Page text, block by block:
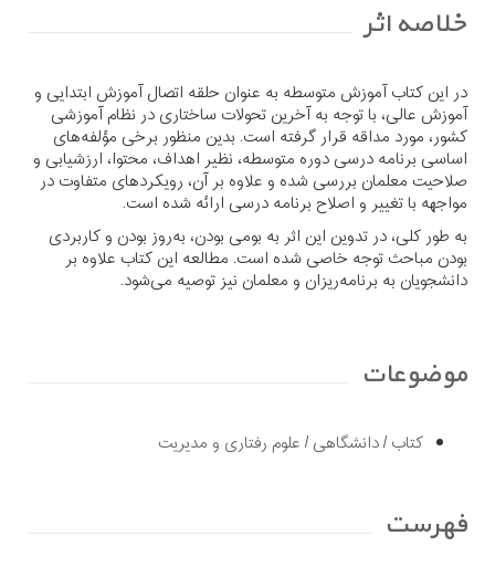
خلاصه اثر
در این کتاب آموزش متوسطه به عنوان حلقه اتصال آموزش ابتدایی و
آموزش عالی، با توجه به آخرین تحولات ساختاری در نظام آموزشی
کشور، مورد مداقه قرار گرفته است. بدین منظور برخی مؤلفه‌های
اساسی برنامه درسی دوره متوسطه، نظیر اهداف، محتوا، ارزشیابی و
صلاحیت معلمان بررسی شده و علاوه بر آن، رویکردهای متفاوت در
مواجهه با تغییر و اصلاح برنامه درسی ارائه شده است.
به طور کلی، در تدوین این اثر به بومی بودن، به‌روز بودن و کاربردی
بودن مباحث توجه خاصی شده است. مطالعه این کتاب علاوه بر
دانشجویان به برنامه‌ریزان و معلمان نیز توصیه می‌شود.
موضوعات
کتاب/دانشگاهی/علوم رفتاری و مدیریت
فهرست